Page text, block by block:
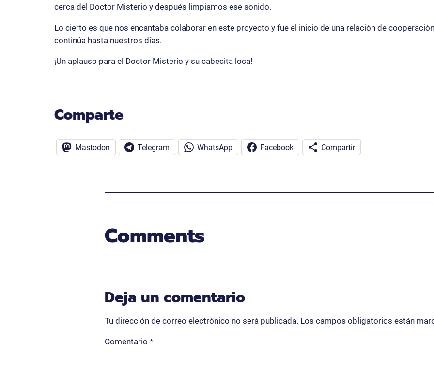
cerca del Doctor Misterio y después limpiamos ese sonido.
Lo cierto es que nos encantaba colaborar en este proyecto y fue el inicio de una relación de
continúa hasta nuestros días.
¡Un aplauso para el Doctor Misterio y su cabecita loca!
Comparte
Mastodon Telegram WhatsApp Facebook Compartir
Comments
Deja un comentario
Tu dirección de correo electrónico no será publicada. Los campos obligatorios están
Comentario *